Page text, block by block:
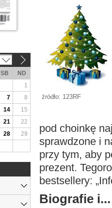
źródło: 123RF
pod choinkę
sprawdzone i
przy tym, aby
prezent.
bestsellery:
Biografie i...
SB
ND
1
7
8
14
15
21
22
28
29